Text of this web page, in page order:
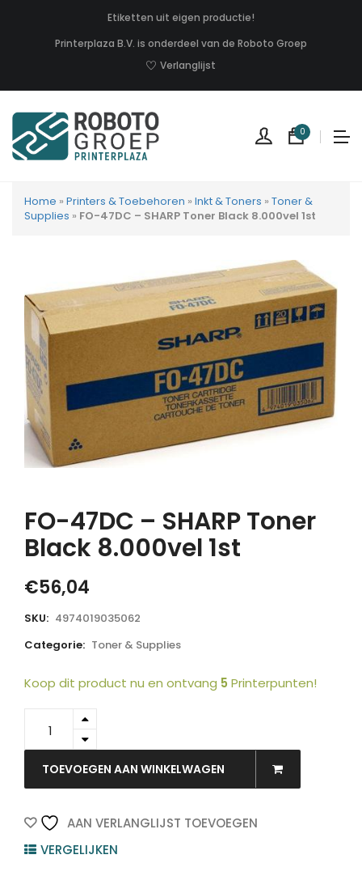
Etiketten uit eigen productie!
Printerplaza B.V. is onderdeel van de Roboto Groep
Verlanglijst
0
Geen
uw
Home » Printers & Toebehoren » Inkt & Toners » Toner &
Supplies » FO-47DC – SHARP Toner Black 8.000vel 1st
FO-47DC – SHARP Toner
Black 8.000vel 1st
€56,04
SKU: 4974019035062
Categorie: Toner & Supplies
Koop dit product nu en ontvang 5 Printerpunten!
47DC
-
SHARP
Toner
8.000vel
quantity
TOEVOEGEN AAN WINKELWAGEN
AAN VERLANGLIJST TOEVOEGEN
VERGELIJKEN